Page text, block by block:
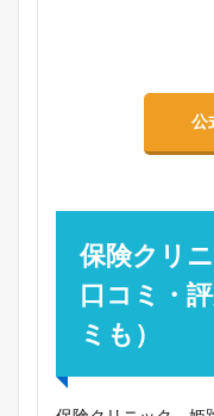
公
保険クリ
口コミ・
ミも）